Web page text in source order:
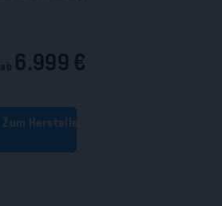
ab 6.999 €
Zum Hersteller